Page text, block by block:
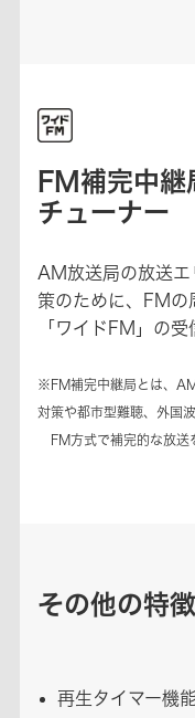
FM補完中
チューナー
AM放送局の放送エ
策のために、FMの
「ワイドFM」の受
※FM補完中継局とは、
対策や都市型難聴、外国
FM方式で補完的な放送
その他の特徴
再生タイマー機